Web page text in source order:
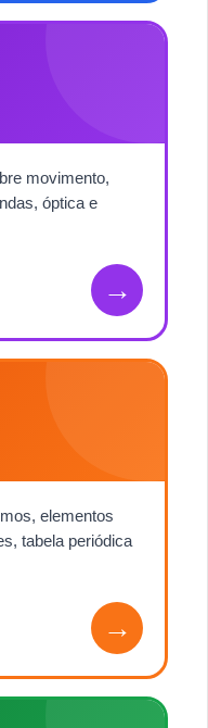
movimento,
óptica e
→
elementos
tabela periódica
→